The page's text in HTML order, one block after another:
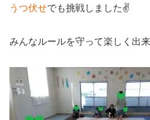
うつ伏せでも挑戦しました✌
みんなルールを守って楽しく出